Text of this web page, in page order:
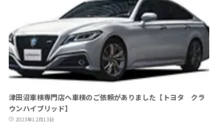
津田沼車検専門店へ車検のご依頼がありました【トヨタ クラ
ウンハイブリッド】
2023年12月13日